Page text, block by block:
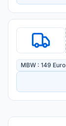
MBW : 149 Euro